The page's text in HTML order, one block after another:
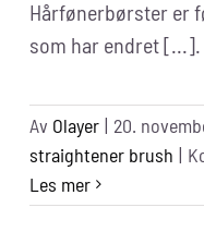
Hårfønerbørster er
som har endret [...].
Av Olayer | 20.
straightener brush |
Les mer